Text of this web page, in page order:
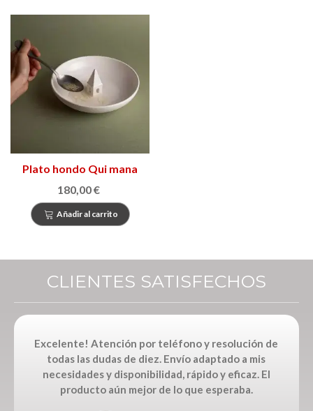
Plato hondo Qui mana
180,00 €
Añadir al carrito
CLIENTES SATISFECHOS
Excelente! Atención por teléfono y resolución de
todas las dudas de diez. Envío adaptado a mis
necesidades y disponibilidad, rápido y eficaz. El
producto aún mejor de lo que esperaba.